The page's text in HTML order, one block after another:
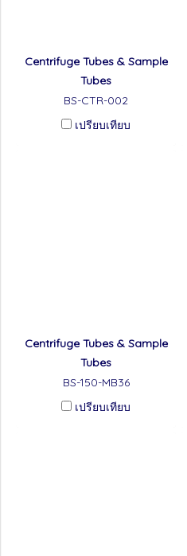
Centrifuge Tubes & Sample
Tubes
BS-CTR-002
เปรียบเทียบ
Centrifuge Tubes & Sample
Tubes
BS-150-MB36
เปรียบเทียบ